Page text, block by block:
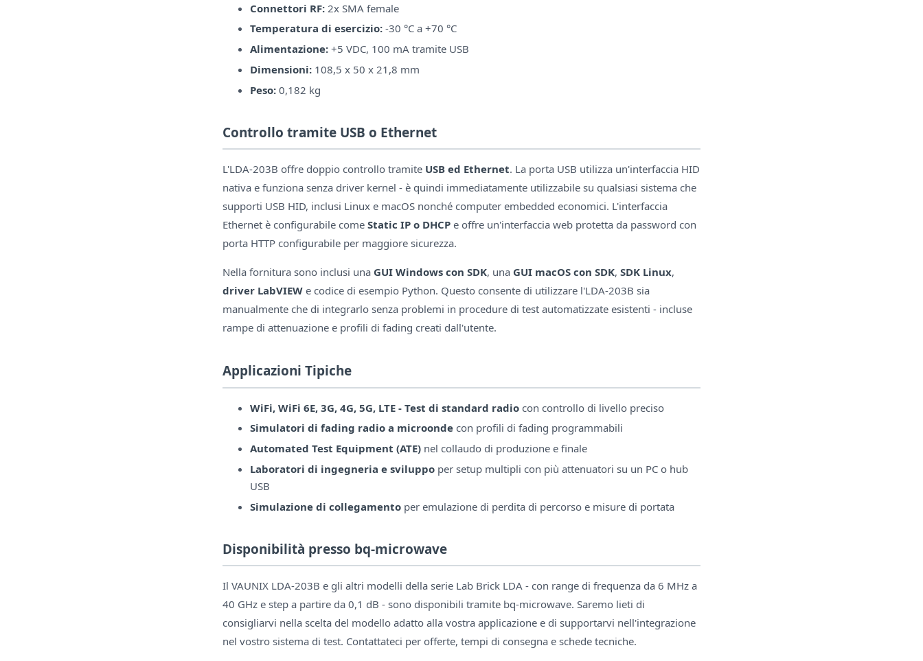
Connettori RF: 2x SMA female
Temperatura di esercizio: -30 °C a +70 °C
Alimentazione: +5 VDC, 100 mA tramite USB
Dimensioni: 108,5 x 50 x 21,8 mm
Peso: 0,182 kg
Controllo tramite USB o Ethernet
L'LDA-203B offre doppio controllo tramite USB ed Ethernet. La porta USB utilizza un'interfaccia HID
nativa e funziona senza driver kernel - è quindi immediatamente utilizzabile su qualsiasi sistema che
supporti USB HID, inclusi Linux e macOS nonché computer embedded economici. L'interfaccia
Ethernet è configurabile come Static IP o DHCP e offre un'interfaccia web protetta da password con
porta HTTP configurabile per maggiore sicurezza.
Nella fornitura sono inclusi una GUI Windows con SDK, una GUI macOS con SDK, SDK Linux,
driver LabVIEW e codice di esempio Python. Questo consente di utilizzare l'LDA-203B sia
manualmente che di integrarlo senza problemi in procedure di test automatizzate esistenti - incluse
rampe di attenuazione e profili di fading creati dall'utente.
Applicazioni Tipiche
WiFi, WiFi 6E, 3G, 4G, 5G, LTE - Test di standard radio con controllo di livello preciso
Simulatori di fading radio a microonde con profili di fading programmabili
Automated Test Equipment (ATE) nel collaudo di produzione e finale
Laboratori di ingegneria e sviluppo per setup multipli con più attenuatori su un PC o hub
USB
Simulazione di collegamento per emulazione di perdita di percorso e misure di portata
Disponibilità presso bq-microwave
Il VAUNIX LDA-203B e gli altri modelli della serie Lab Brick LDA - con range di frequenza da 6 MHz a
40 GHz e step a partire da 0,1 dB - sono disponibili tramite bq-microwave. Saremo lieti di
consigliarvi nella scelta del modello adatto alla vostra applicazione e di supportarvi nell'integrazione
nel vostro sistema di test. Contattateci per offerte, tempi di consegna e schede tecniche.